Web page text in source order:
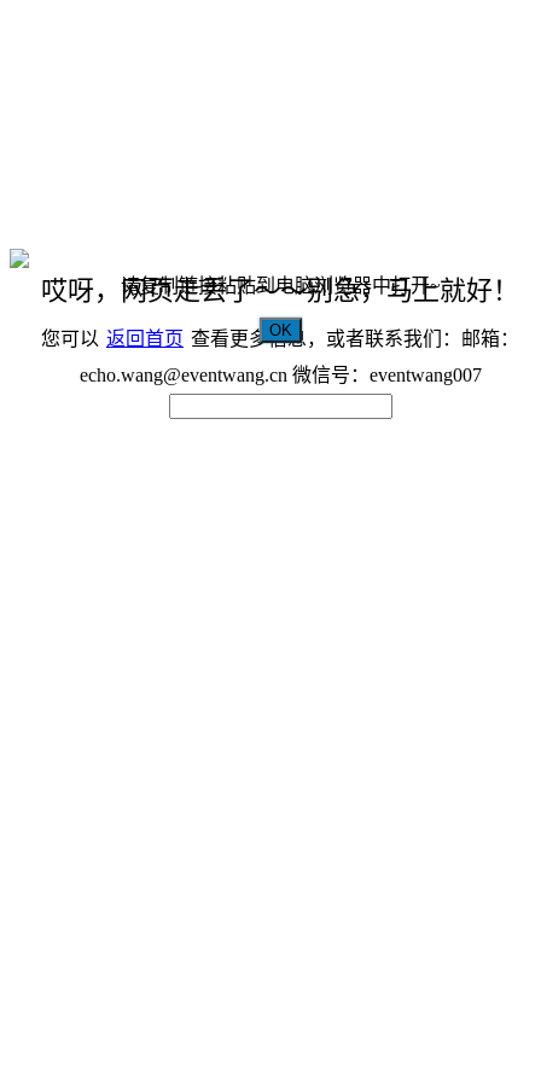
哎呀，网页走丢了～～别急，马上就好！
您可以 返回首页 查看更多信息，或者联系我们：邮箱：
echo.wang@eventwang.cn 微信号：eventwang007
请复制链接粘贴到电脑浏览器中打开~
OK